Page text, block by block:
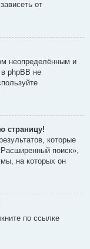
от
неопределённым и
phpBB не
страницу!
которые
поиск»,
на которых он
по ссылке